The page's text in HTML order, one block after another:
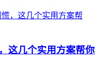
这几个实用方案帮你